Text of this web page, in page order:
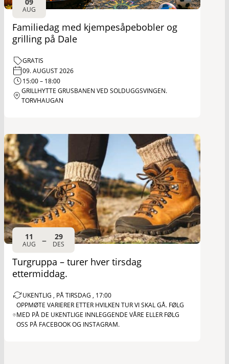
AUG
Familiedag med kjempesåpebobler og
grilling på Dale
GRATIS
09. AUGUST 2026
15:00 – 18:00
GRILLHYTTE GRUSBANEN VED SOLDUGGSVINGEN.
TORVHAUGAN
11
AUG – 29
DES
Turgruppa – turer hver tirsdag
ettermiddag.
UKENTLIG , PÅ TIRSDAG , 17:00
OPPMØTE VARIERER ETTER HVILKEN TUR VI SKAL GÅ. FØLG
MED PÅ DE UKENTLIGE INNLEGGENDE VÅRE ELLER FØLG
OSS PÅ FACEBOOK OG INSTAGRAM.